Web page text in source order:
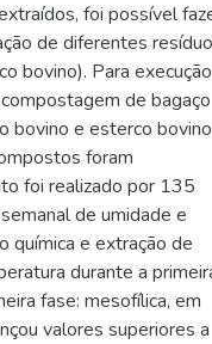
foi possível
de diferentes
bovino). Para execução
de bagaço
bovino e esterco bovino
foram
foi realizado por 135
de umidade e
química e extração de
durante a
fase: mesofílica, em
valores superiores a